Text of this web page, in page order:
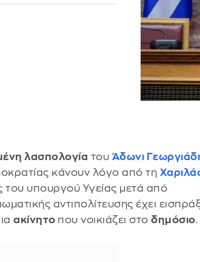
λασπολογία του Άδωνι
κάνουν λόγο από τη
του υπουργού Υγείας μετά από
αντιπολίτευσης έχει
ακίνητο που νοικιάζει στοδημόσιο.